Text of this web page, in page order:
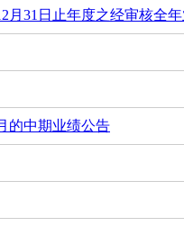
月31日止年度之经审核全
的中期业绩公告